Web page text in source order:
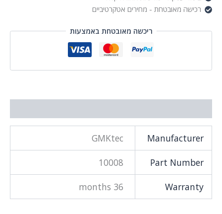
מאובטחת - מחירים אטקרטיביים
ריכשה מאובטחת באמצעות
GMKtec
Part
10008